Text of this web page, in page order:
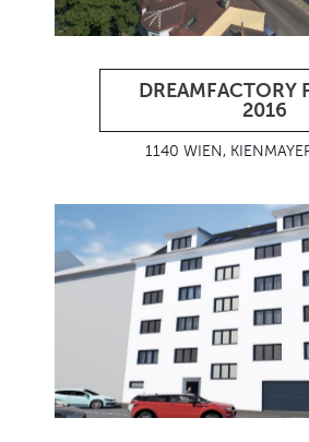
DREAMFACTORY
2016
1140 WIEN,